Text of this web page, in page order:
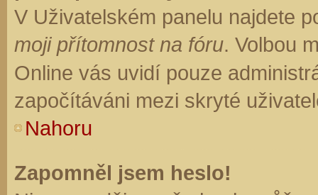
V Uživatelském panelu najdete
moji přítomnost na fóru. Volbou
Online vás uvidí pouze
započítáváni mezi skryté
Nahoru
Zapomněl jsem heslo!